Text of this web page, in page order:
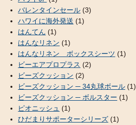
バレンタインセール (3)
ハワイに海外発送 (1)
はんてん (1)
はんなリネン (1)
はんなリネン ボックスシーツ (1)
ビーエアプロプラス (2)
ビーズクッション (2)
ビーズクッション ─ 34丸球ボール (1)
ビーズクッション ─ ボルスター (1)
ピオニッシュ (1)
ひだまりサポーターシリーズ (1)